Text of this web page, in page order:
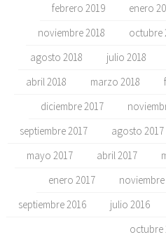
febrero 2019
enero
noviembre 2018
octubre
agosto 2018
julio 2018
abril 2018
marzo 2018
diciembre 2017
septiembre 2017
agosto 2017
mayo 2017
abril 2017
enero 2017
noviembre
septiembre 2016
julio 2016
octubre